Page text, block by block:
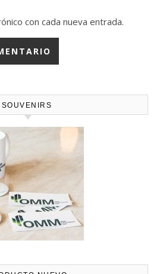
con cada nueva entrada.
SOUVENIRS